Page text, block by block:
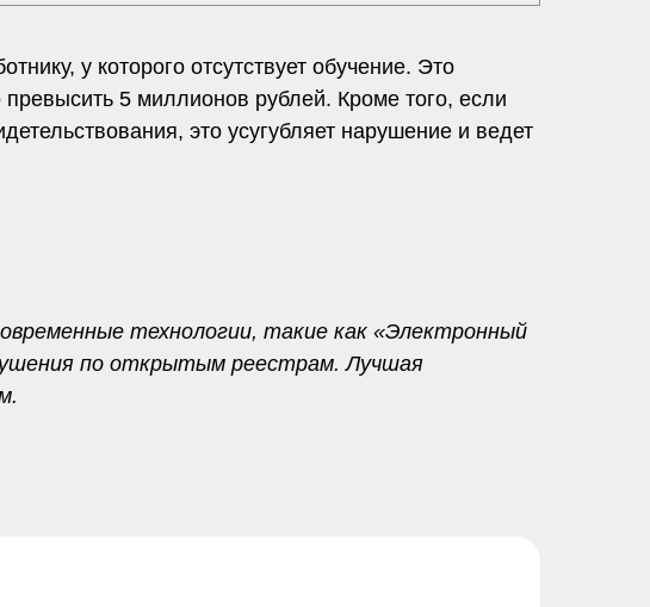
у которого отсутствует обучение. Это
5 миллионов рублей. Кроме того, если
это усугубляет нарушение и ведет
технологии, такие как «Электронный
по открытым реестрам. Лучшая